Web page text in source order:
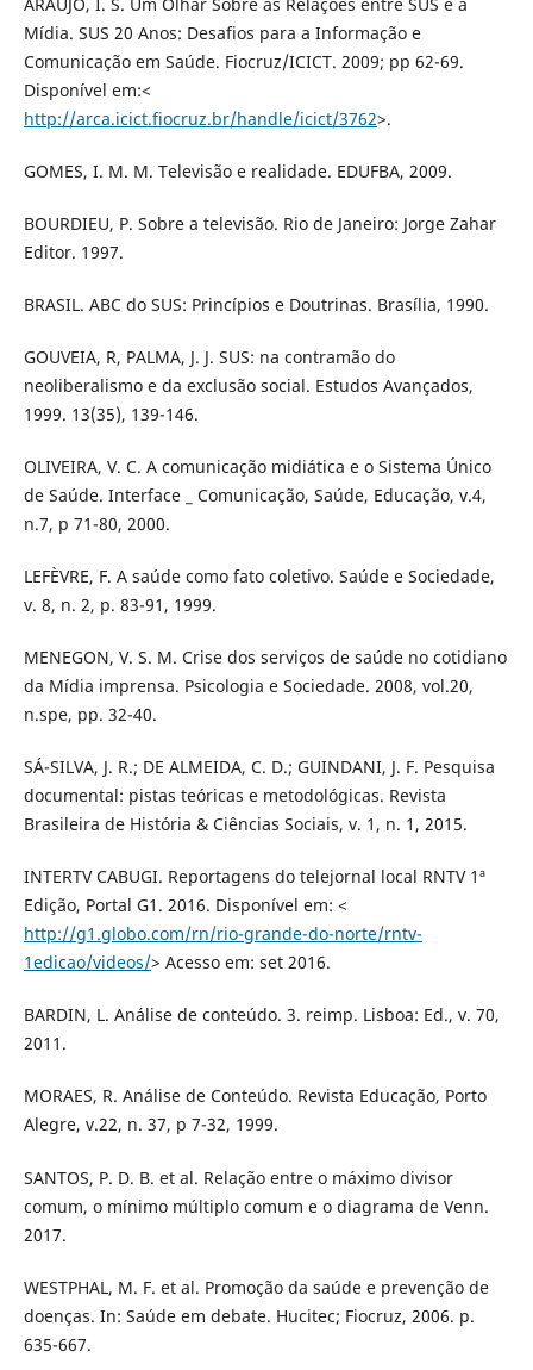
ARAÚJO, I. S. Um Olhar Sobre as Relações entre SUS e a
Mídia. SUS 20 Anos: Desafios para a Informação e
Comunicação em Saúde. Fiocruz/ICICT. 2009; pp 62-69.
Disponível em:<
http://arca.icict.fiocruz.br/handle/icict/3762>.
GOMES, I. M. M. Televisão e realidade. EDUFBA, 2009.
BOURDIEU, P. Sobre a televisão. Rio de Janeiro: Jorge Zahar
Editor. 1997.
BRASIL. ABC do SUS: Princípios e Doutrinas. Brasília, 1990.
GOUVEIA, R, PALMA, J. J. SUS: na contramão do
neoliberalismo e da exclusão social. Estudos Avançados,
1999. 13(35), 139-146.
OLIVEIRA, V. C. A comunicação midiática e o Sistema Único
de Saúde. Interface _ Comunicação, Saúde, Educação, v.4,
n.7, p 71-80, 2000.
LEFÈVRE, F. A saúde como fato coletivo. Saúde e Sociedade,
v. 8, n. 2, p. 83-91, 1999.
MENEGON, V. S. M. Crise dos serviços de saúde no cotidiano
da Mídia imprensa. Psicologia e Sociedade. 2008, vol.20,
n.spe, pp. 32-40.
SÁ-SILVA, J. R.; DE ALMEIDA, C. D.; GUINDANI, J. F. Pesquisa
documental: pistas teóricas e metodológicas. Revista
Brasileira de História & Ciências Sociais, v. 1, n. 1, 2015.
INTERTV CABUGI. Reportagens do telejornal local RNTV 1ª
Edição, Portal G1. 2016. Disponível em: <
http://g1.globo.com/rn/rio-grande-do-norte/rntv-
1edicao/videos/> Acesso em: set 2016.
BARDIN, L. Análise de conteúdo. 3. reimp. Lisboa: Ed., v. 70,
2011.
MORAES, R. Análise de Conteúdo. Revista Educação, Porto
Alegre, v.22, n. 37, p 7-32, 1999.
SANTOS, P. D. B. et al. Relação entre o máximo divisor
comum, o mínimo múltiplo comum e o diagrama de Venn.
2017.
WESTPHAL, M. F. et al. Promoção da saúde e prevenção de
doenças. In: Saúde em debate. Hucitec; Fiocruz, 2006. p.
635-667.